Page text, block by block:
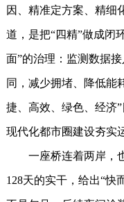
因、精准定方案、精细
道，是把“四精”做成
面”的治理：监测数据
同，减少拥堵、降低能
捷、高效、绿色、经济
现代化都市圈建设夯实
一座桥连着两岸，也
128天的实干，给出“快